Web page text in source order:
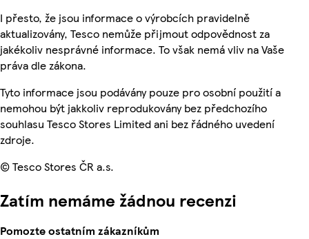
I přesto, že jsou informace o výrobcích pravidelně
aktualizovány, Tesco nemůže přijmout odpovědnost za
jakékoliv nesprávné informace. To však nemá vliv na Vaše
práva dle zákona.
Tyto informace jsou podávány pouze pro osobní použití a
nemohou být jakkoliv reprodukovány bez předchozího
souhlasu Tesco Stores Limited ani bez řádného uvedení
zdroje.
© Tesco Stores ČR a.s.
Zatím nemáme žádnou recenzi
Pomozte ostatním zákazníkům